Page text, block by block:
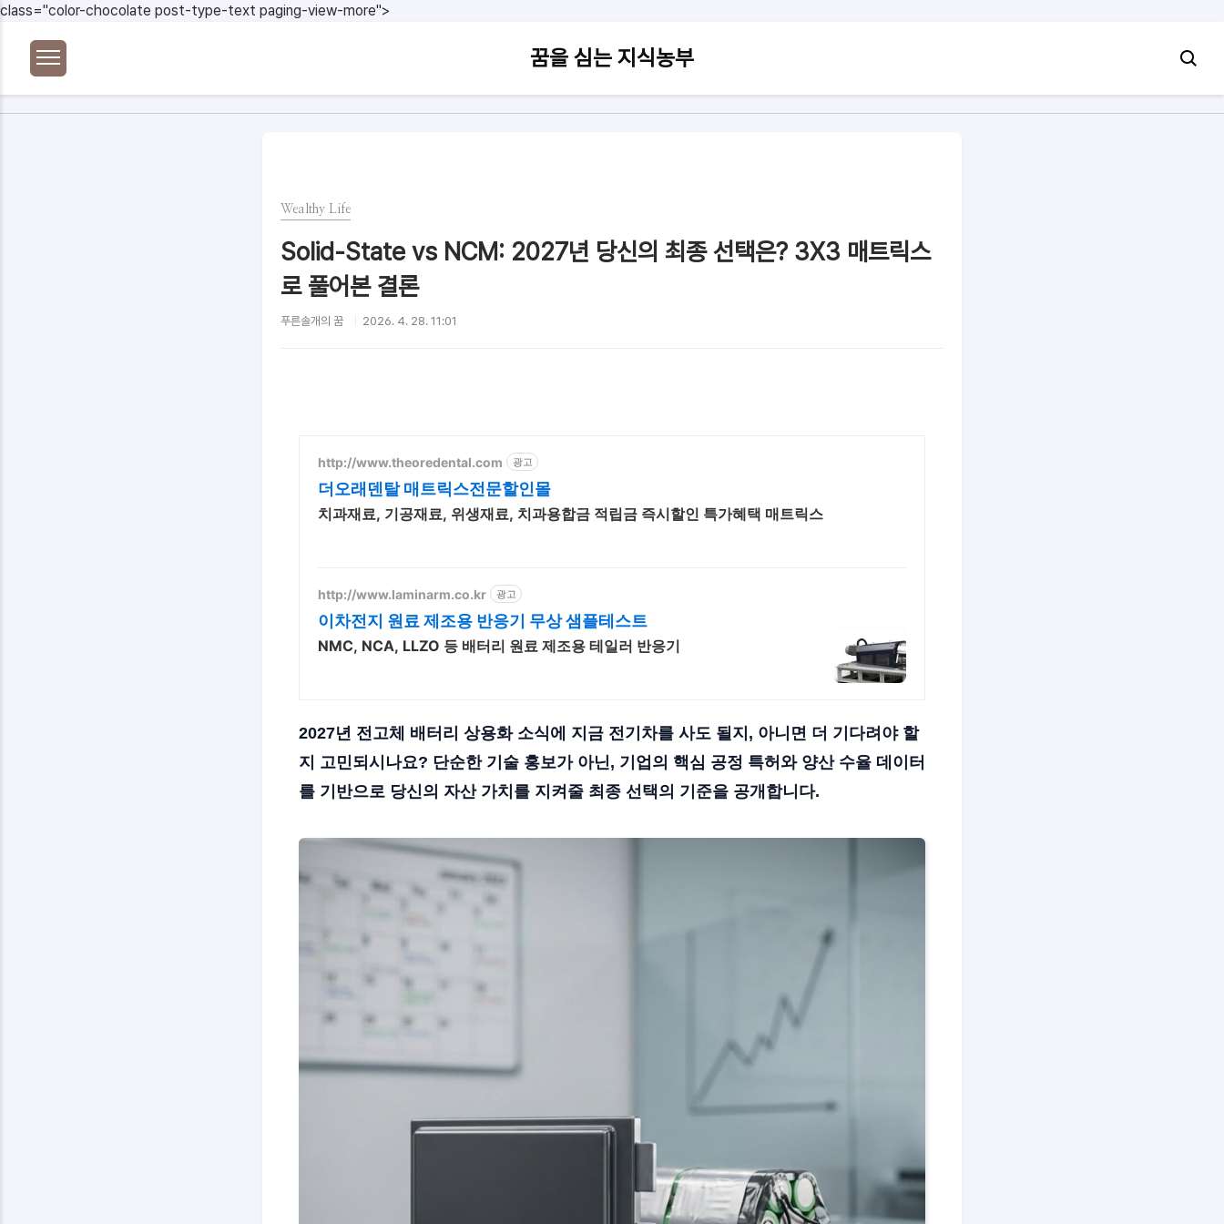
class="color-chocolate post-type-text paging-view-more">
본문 바로가기
꿈을 심는 지식농부
Wealthy Life
Solid-State vs NCM: 2027년 당신의 최종 선택은? 3X3 매트릭스
로 풀어본 결론
푸른솔개의 꿈 2026. 4. 28. 11:01
http://www.theoredental.com 광고
더오래덴탈 매트릭스전문할인몰
치과재료, 기공재료, 위생재료, 치과용합금 적립금 즉시할인 특가혜택 매트릭스
http://www.laminarm.co.kr 광고
이차전지 원료 제조용 반응기 무상 샘플테스트
NMC, NCA, LLZO 등 배터리 원료 제조용 테일러 반응기
2027년 전고체 배터리 상용화 소식에 지금 전기차를 사도 될지, 아니면 더 기다려야 할
지 고민되시나요? 단순한 기술 홍보가 아닌, 기업의 핵심 공정 특허와 양산 수율 데이터
를 기반으로 당신의 자산 가치를 지켜줄 최종 선택의 기준을 공개합니다.